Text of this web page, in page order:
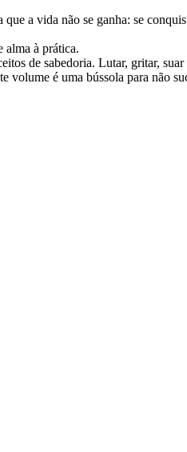
a vida não se ganha: se
alma à prática.
de sabedoria. Lutar, gritar,
é uma bússola para não